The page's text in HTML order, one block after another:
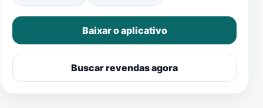
Baixar o aplicativo
Buscar revendas agora